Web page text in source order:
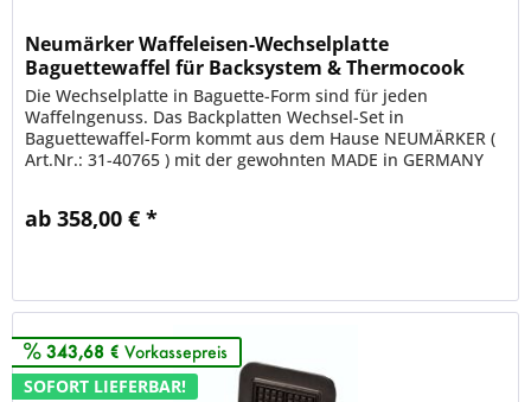
Neumärker Waffeleisen-Wechselplatte
Baguettewaffel für Backsystem & Thermocook
Die Wechselplatte in Baguette-Form sind für jeden
Waffelngenuss. Das Backplatten Wechsel-Set in
Baguettewaffel-Form kommt aus dem Hause NEUMÄRKER (
Art.Nr.: 31-40765 ) mit der gewohnten MADE in GERMANY
ab 358,00 € *
343,68 € Vorkassepreis
SOFORT LIEFERBAR!